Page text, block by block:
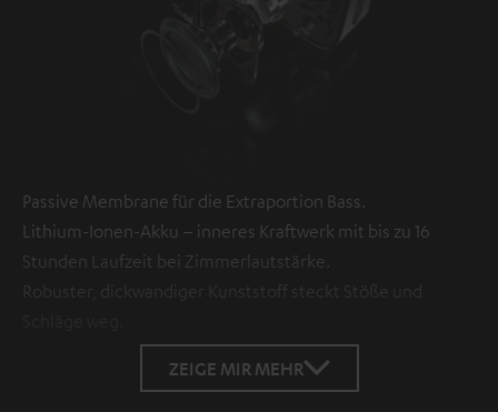
Passive Membrane für die Extraportion Bass.
Lithium-Ionen-Akku – inneres Kraftwerk mit bis zu 16
Stunden Laufzeit bei Zimmerlautstärke.
Robuster, dickwandiger Kunststoff steckt Stöße und
ZEIGE MIR MEHR